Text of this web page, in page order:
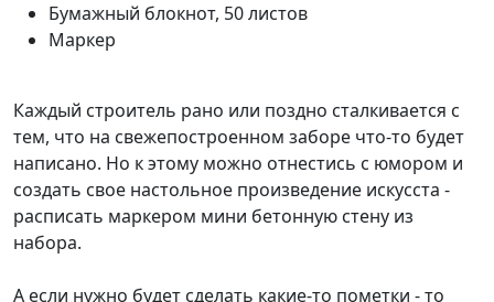
Бумажный блокнот, 50 листов
Маркер
Каждый строитель рано или поздно сталкивается с
тем, что на свежепостроенном заборе что-то будет
написано. Но к этому можно отнестись с юмором и
создать свое настольное произведение искусста -
расписать маркером мини бетонную стену из
набора.
А если нужно будет сделать какие-то пометки - то